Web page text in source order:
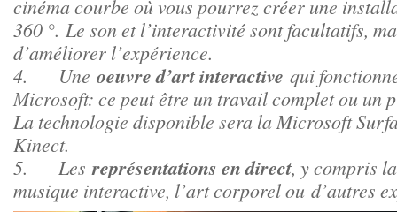
cinéma courbe où vous pourrez créer une
360 °. Le son et l’interactivité sont facultatifs,
d’améliorer l’expérience.
4. Une oeuvre d’art interactive qui
Microsoft: ce peut être un travail complet ou un
La technologie disponible sera la Microsoft
Kinect.
5. Lesreprésentations en direct, y compris
musique interactive, l’art corporel ou d’autres